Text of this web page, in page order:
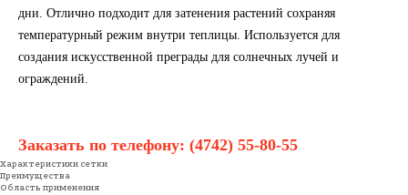
дни. Отлично подходит для затенения растений сохраняя
температурный режим внутри теплицы. Используется для
создания искусственной преграды для солнечных лучей и
ограждений.
Заказать по телефону: (4742) 55-80-55
Характеристики сетки
Преимущества
Область применения